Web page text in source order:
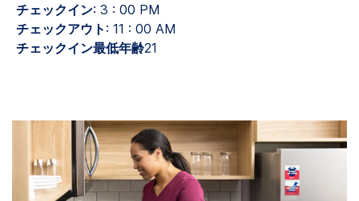
チェックイン: 3 : 00 PM
チェックアウト : 11 : 00 AM
チェックイン最低年齢21